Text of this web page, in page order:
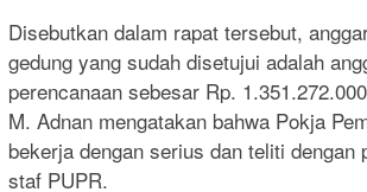
Disebutkan dalam rapat tersebut,
gedung yang sudah disetujui adalah
perencanaan sebesar Rp.
M. Adnan mengatakan bahwa Pokja
bekerja dengan serius dan teliti dengan
staf PUPR.